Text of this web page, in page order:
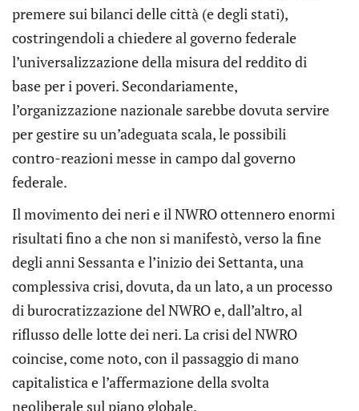
premere sui bilanci delle città (e degli stati),
costringendoli a chiedere al governo federale
l’universalizzazione della misura del reddito di
base per i poveri. Secondariamente,
l’organizzazione nazionale sarebbe dovuta servire
per gestire su un’adeguata scala, le possibili
contro-reazioni messe in campo dal governo
federale.
Il movimento dei neri e il NWRO ottennero enormi
risultati fino a che non si manifestò, verso la fine
degli anni Sessanta e l’inizio dei Settanta, una
complessiva crisi, dovuta, da un lato, a un processo
di burocratizzazione del NWRO e, dall’altro, al
riflusso delle lotte dei neri. La crisi del NWRO
coincise, come noto, con il passaggio di mano
capitalistica e l’affermazione della svolta
neoliberale sul piano globale.